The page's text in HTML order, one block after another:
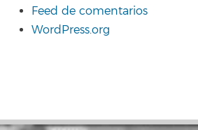
Feed de comentarios
WordPress.org